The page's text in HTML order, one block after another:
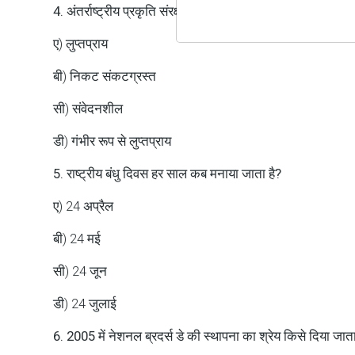
4. अंतर्राष्ट्रीय प्रकृति संरक्षण संघ के अनुसार मार्खोर की संरक्षण
ए) लुप्तप्राय
बी) निकट संकटग्रस्त
सी) संवेदनशील
डी) गंभीर रूप से लुप्तप्राय
5. राष्ट्रीय बंधु दिवस हर साल कब मनाया जाता है?
ए) 24 अप्रैल
बी) 24 मई
सी) 24 जून
डी) 24 जुलाई
6. 2005 में नेशनल ब्रदर्स डे की स्थापना का श्रेय किसे दिया